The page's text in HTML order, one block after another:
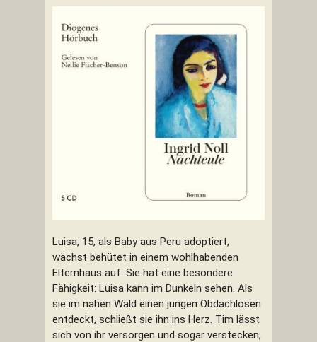
Luisa, 15, als Baby aus Peru adoptiert,
wächst behütet in einem wohlhabenden
Elternhaus auf. Sie hat eine besondere
Fähigkeit: Luisa kann im Dunkeln sehen. Als
sie im nahen Wald einen jungen Obdachlosen
entdeckt, schließt sie ihn ins Herz. Tim lässt
sich von ihr versorgen und sogar verstecken,